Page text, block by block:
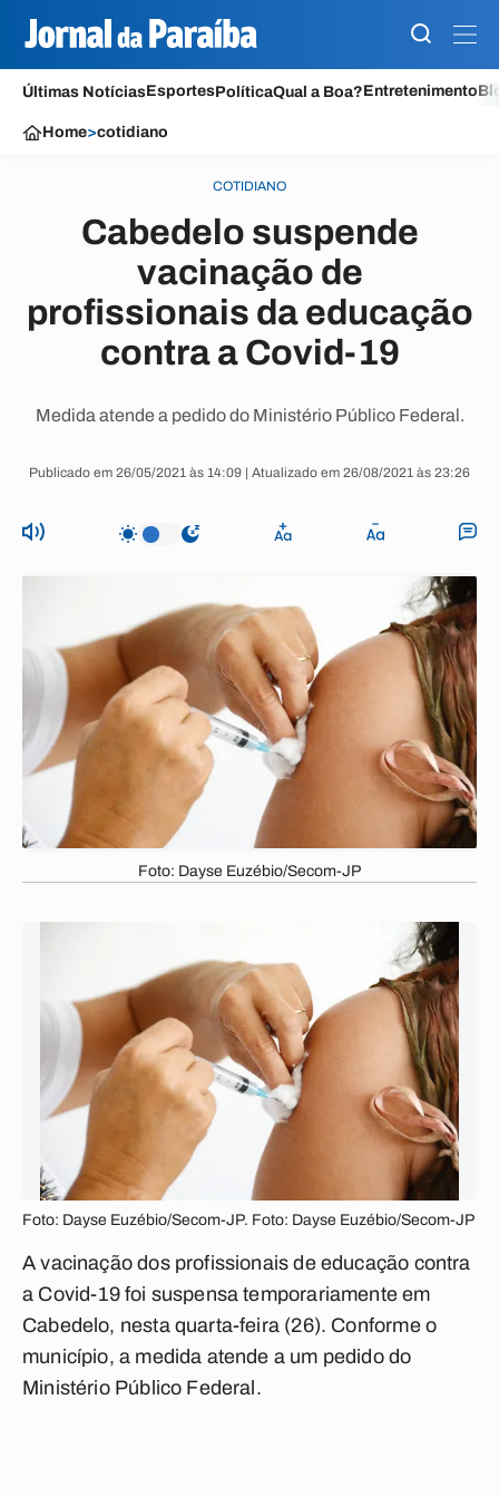
Últimas NotíciasEsportesPolíticaQual a Boa?Entretenimento
Home>cotidiano
COTIDIANO
Cabedelo suspende
vacinação de
profissionais da educação
contra a Covid-19
Medida atende a pedido do Ministério Público Federal.
Publicado em 26/05/2021 às 14:09 | Atualizado em 26/08/2021 às 23:26
Foto: Dayse Euzébio/Secom-JP
Foto: Dayse Euzébio/Secom-JP. Foto: Dayse Euzébio/Secom-JP
A vacinação dos profissionais de educação contra
a Covid-19 foi suspensa temporariamente em
Cabedelo, nesta quarta-feira (26). Conforme o
município, a medida atende a um pedido do
Ministério Público Federal.